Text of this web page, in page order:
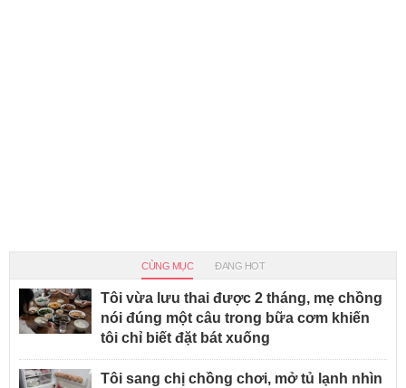
CÙNG MỤC ĐANG HOT
Tôi vừa lưu thai được 2 tháng, mẹ chồng
nói đúng một câu trong bữa cơm khiến
tôi chỉ biết đặt bát xuống
Tôi sang chị chồng chơi, mở tủ lạnh nhìn